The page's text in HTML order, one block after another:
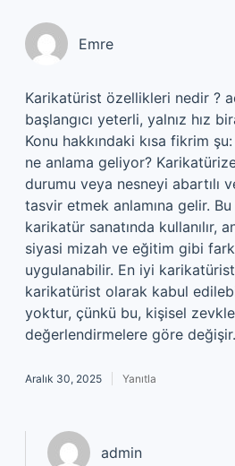
Emre
Karikatürist özellikleri nedir ?
başlangıcı yeterli, yalnız hız
Konu hakkındaki kısa fikrim
ne anlama geliyor?
durumu veya nesneyi abartılı
tasvir etmek anlamına gelir.
karikatür sanatında kullanılır,
siyasi mizah ve eğitim gibi
uygulanabilir. En iyi
karikatürist olarak kabul
yoktur, çünkü bu, kişisel
değerlendirmelere göre değişir.
Aralık 30, 2025 Yanıtla
admin